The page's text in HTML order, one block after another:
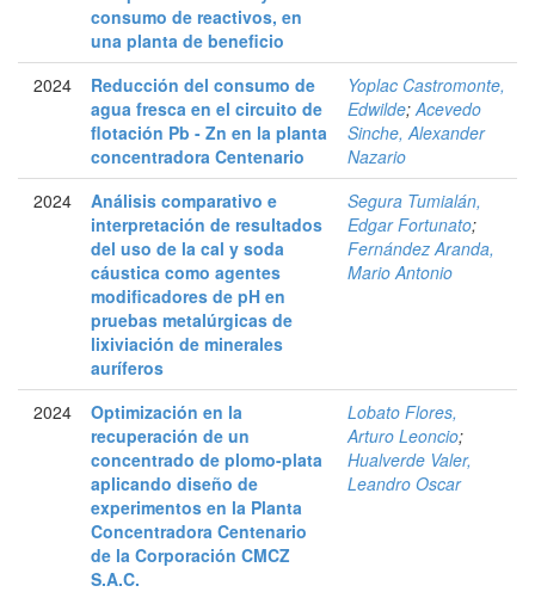
consumo de reactivos, en
una planta de beneficio
2024
Reducción del consumo de
agua fresca en el circuito de
flotación Pb - Zn en la planta
concentradora Centenario
Yoplac Castromonte,
Edwilde; Acevedo
Sinche, Alexander
Nazario
2024
Análisis comparativo e
interpretación de resultados
del uso de la cal y soda
cáustica como agentes
modificadores de pH en
pruebas metalúrgicas de
lixiviación de minerales
auríferos
Segura Tumialán,
Edgar Fortunato;
Fernández Aranda,
Mario Antonio
2024
Optimización en la
recuperación de un
concentrado de plomo-plata
aplicando diseño de
experimentos en la Planta
Concentradora Centenario
de la Corporación CMCZ
S.A.C.
Lobato Flores,
Arturo Leoncio;
Hualverde Valer,
Leandro Oscar